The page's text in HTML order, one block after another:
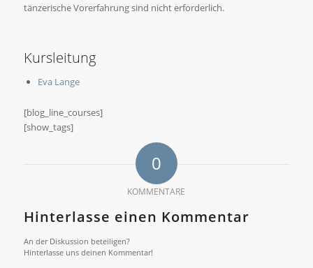
tänzerische Vorerfahrung sind nicht erforderlich.
Kursleitung
Eva Lange
[blog_line_courses]
[show_tags]
0
KOMMENTARE
Hinterlasse einen Kommentar
An der Diskussion beteiligen?
Hinterlasse uns deinen Kommentar!